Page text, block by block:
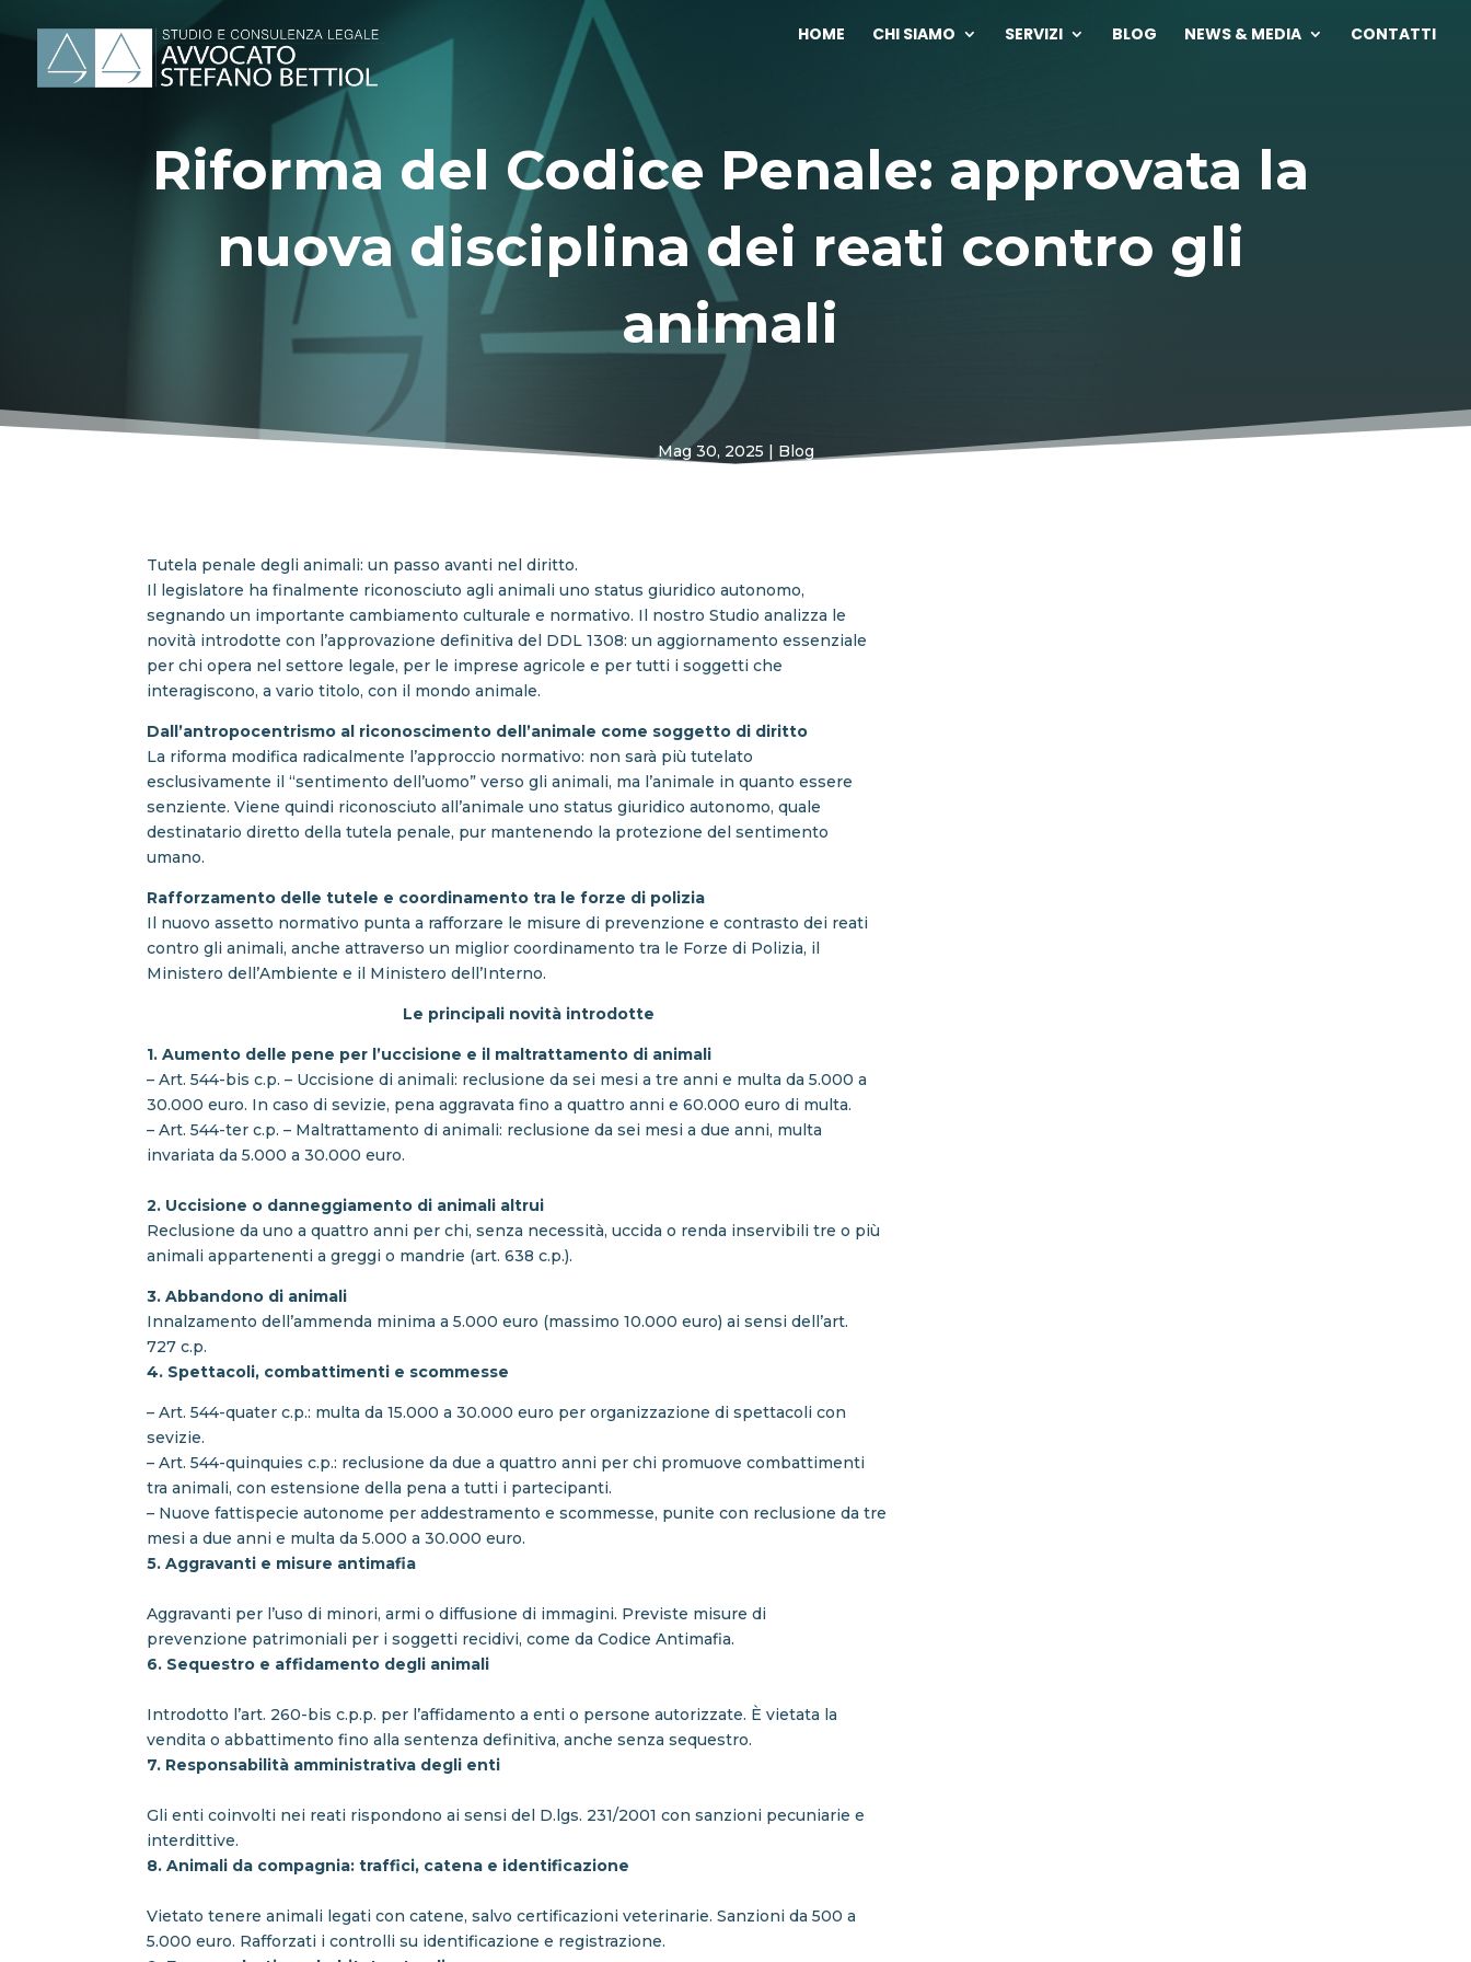
HOME CHI SIAMO SERVIZI BLOG NEWS & MEDIA CONTATTI
Riforma del Codice Penale: approvata la
nuova disciplina dei reati contro gli
animali
Mag 30, 2025 Blog
Tutela penale degli animali: un passo avanti nel diritto.
Il legislatore ha finalmente riconosciuto agli animali uno status giuridico autonomo,
segnando un importante cambiamento culturale e normativo. Il nostro Studio analizza le
novità introdotte con l’approvazione definitiva del DDL 1308: un aggiornamento essenziale
per chi opera nel settore legale, per le imprese agricole e per tutti i soggetti che
interagiscono, a vario titolo, con il mondo animale.
Dall’antropocentrismo al riconoscimento dell’animale come soggetto di diritto
La riforma modifica radicalmente l’approccio normativo: non sarà più tutelato
esclusivamente il “sentimento dell’uomo” verso gli animali, ma l’animale in quanto essere
senziente. Viene quindi riconosciuto all’animale uno status giuridico autonomo, quale
destinatario diretto della tutela penale, pur mantenendo la protezione del sentimento
umano.
Rafforzamento delle tutele e coordinamento tra le forze di polizia
Il nuovo assetto normativo punta a rafforzare le misure di prevenzione e contrasto dei reati
contro gli animali, anche attraverso un miglior coordinamento tra le Forze di Polizia, il
Ministero dell’Ambiente e il Ministero dell’Interno.
Le principali novità introdotte
1. Aumento delle pene per l’uccisione e il maltrattamento di animali
– Art. 544-bis c.p. – Uccisione di animali: reclusione da sei mesi a tre anni e multa da 5.000 a
30.000 euro. In caso di sevizie, pena aggravata fino a quattro anni e 60.000 euro di multa.
– Art. 544-ter c.p. – Maltrattamento di animali: reclusione da sei mesi a due anni, multa
invariata da 5.000 a 30.000 euro.
2. Uccisione o danneggiamento di animali altrui
Reclusione da uno a quattro anni per chi, senza necessità, uccida o renda inservibili tre o più
animali appartenenti a greggi o mandrie (art. 638 c.p.).
3. Abbandono di animali
Innalzamento dell’ammenda minima a 5.000 euro (massimo 10.000 euro) ai sensi dell’art.
727 c.p.
4. Spettacoli, combattimenti e scommesse
– Art. 544-quater c.p.: multa da 15.000 a 30.000 euro per organizzazione di spettacoli con
sevizie.
– Art. 544-quinquies c.p.: reclusione da due a quattro anni per chi promuove combattimenti
tra animali, con estensione della pena a tutti i partecipanti.
– Nuove fattispecie autonome per addestramento e scommesse, punite con reclusione da tre
mesi a due anni e multa da 5.000 a 30.000 euro.
5. Aggravanti e misure antimafia
Aggravanti per l’uso di minori, armi o diffusione di immagini. Previste misure di
prevenzione patrimoniali per i soggetti recidivi, come da Codice Antimafia.
6. Sequestro e affidamento degli animali
Introdotto l’art. 260-bis c.p.p. per l’affidamento a enti o persone autorizzate. È vietata la
vendita o abbattimento fino alla sentenza definitiva, anche senza sequestro.
7. Responsabilità amministrativa degli enti
Gli enti coinvolti nei reati rispondono ai sensi del D.lgs. 231/2001 con sanzioni pecuniarie e
interdittive.
8. Animali da compagnia: traffici, catena e identificazione
Vietato tenere animali legati con catene, salvo certificazioni veterinarie. Sanzioni da 500 a
5.000 euro. Rafforzati i controlli su identificazione e registrazione.